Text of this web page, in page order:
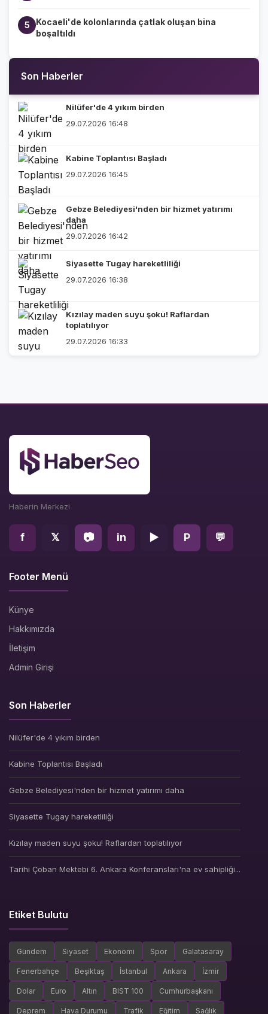
5
Kocaeli'de kolonlarında çatlak oluşan bina
boşaltıldı
Son Haberler
Nilüfer'de 4 yıkım birden
29.07.2026 16:48
Kabine Toplantısı Başladı
29.07.2026 16:45
Gebze Belediyesi'nden bir hizmet yatırımı
daha
29.07.2026 16:42
Siyasette Tugay hareketliliği
29.07.2026 16:38
Kızılay maden suyu şoku! Raflardan
toplatılıyor
29.07.2026 16:33
Haberin Merkezi
f 𝕏 📷 in ▶ P 💬
Footer Menü
Künye
Hakkımızda
İletişim
Admin Girişi
Son Haberler
Nilüfer'de 4 yıkım birden
Kabine Toplantısı Başladı
Gebze Belediyesi'nden bir hizmet yatırımı daha
Siyasette Tugay hareketliliği
Kızılay maden suyu şoku! Raflardan toplatılıyor
Tarihi Çoban Mektebi 6. Ankara Konferansları'na ev sahipliği...
Etiket Bulutu
Gündem Siyaset Ekonomi Spor Galatasaray
Fenerbahçe Beşiktaş İstanbul Ankara İzmir
Dolar Euro Altın BIST 100 Cumhurbaşkanı
Deprem Hava Durumu Trafik Eğitim Sağlık